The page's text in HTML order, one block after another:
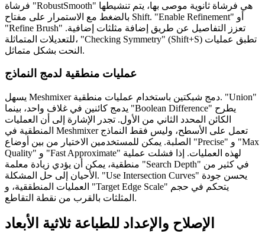
فرشاة "RobustSmooth" هي فرشاة ثانوية موصى بها، يتم تنشيطها
بالضغط مع الاستمرار على مفتاح Shift. "Enable Refinement" أو
"Refine Brush" تعزز التفاصيل عن طريق إضافة مثلثات إضافية.
للتعديلات المتماثلة، "Checking Symmetry" (Shift+S) تطبق عمليات
النحت بشكل متماثل.
عمليات منطقية لدمج النماذج
يسهل Meshmixer دمج شبكتين باستخدام عمليات منطقية. "Union"
يدمج كائنين في غلاف واحد، بينما "Boolean Difference" يطرح
الكائن المحدد الثاني من الأول. تجدر الإشارة إلى أن العمليات
المنطقية في Meshmixer تعمل على الأسطح، وليس فقط النماذج
الصلبة. يمكن للمستخدمين الاختيار من بين أوضاع "Precise" و "Max
Quality" و "Fast Approximate" لهذه العمليات. إذا فشلت عملية
منطقية، يمكن أن يؤدي زيادة معلمة "Search Depth" في كثير من
الأحيان إلى حل المشكلة. "Use Intersection Curves" يحسن جودة
العمليات المنطققية، و "Target Edge Scale" يتحكم في حجم
المثلثات بالقرب من نقطة التقاطع.
الإصلاح والإعداد للطباعة ثلاثية الأبعاد